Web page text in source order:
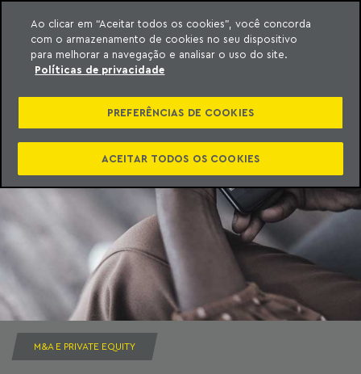
o conteúdo
Machado Meyer
M&A E PRIVATE EQUITY
Ao clicar em “Aceitar todos os cookies”, você concorda
com o armazenamento de cookies no seu dispositivo
para melhorar a navegação e analisar o uso do site.
Políticas de privacidade
PREFERÊNCIAS DE COOKIES
ACEITAR TODOS OS COOKIES